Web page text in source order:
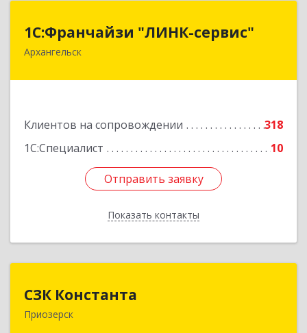
1С:Франчайзи "ЛИНК-сервис"
Архангельск
Клиентов на сопровождении
318
1С:Специалист
10
Отправить заявку
Показать контакты
1С:Франчайзи "ЛИНК-сервис"
163000, Архангельская обл, Архангельск г,
Отправить заявку
Назад
СЗК Константа
Приозерск188760, Ленинградская обл, Приозерск г,